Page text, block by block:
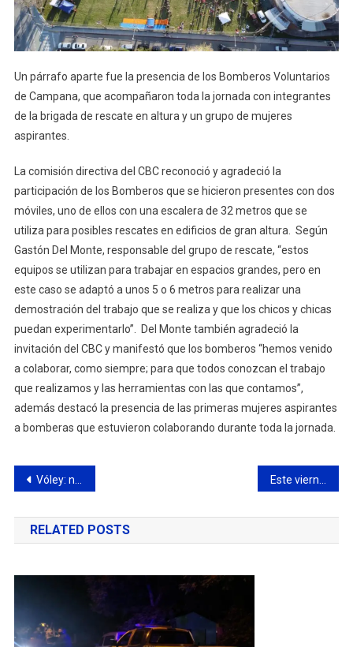
Un párrafo aparte fue la presencia de los Bomberos Voluntarios
de Campana, que acompañaron toda la jornada con integrantes
de la brigada de rescate en altura y un grupo de mujeres
aspirantes.
La comisión directiva del CBC reconoció y agradeció la
participación de los Bomberos que se hicieron presentes con dos
móviles, uno de ellos con una escalera de 32 metros que se
utiliza para posibles rescates en edificios de gran altura. Según
Gastón Del Monte, responsable del grupo de rescate, “estos
equipos se utilizan para trabajar en espacios grandes, pero en
este caso se adaptó a unos 5 o 6 metros para realizar una
demostración del trabajo que se realiza y que los chicos y chicas
puedan experimentarlo”. Del Monte también agradeció la
invitación del CBC y manifestó que los bomberos “hemos venido
a colaborar, como siempre; para que todos conozcan el trabajo
que realizamos y las herramientas con las que contamos”,
además destacó la presencia de las primeras mujeres aspirantes
a bomberas que estuvieron colaborando durante toda la jornada.
Navegación
de
entradas
Vóley: nueva victoria de la Primera Damas del Club Ciudad de Campana Este viernes se realizará la conferencia “Vive en propósito, haciendo lo que amas”
RELATED POSTS